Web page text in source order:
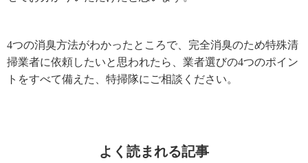
4つの消臭方法がわかったところで、完全消臭のため特殊清
掃業者に依頼したいと思われたら、業者選びの4つのポイン
トをすべて備えた、特掃隊にご相談ください。
よく読まれる記事